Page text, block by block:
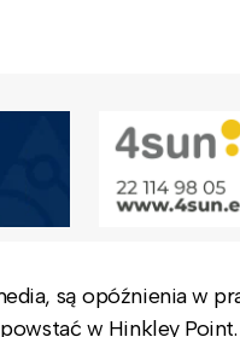
są opóźnienia w
w Hinkley Point.